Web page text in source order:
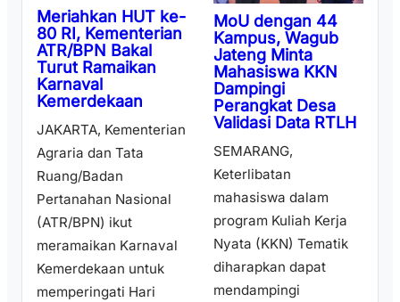
Meriahkan HUT ke-
80 RI, Kementerian
ATR/BPN Bakal
Turut Ramaikan
Karnaval
Kemerdekaan
JAKARTA, Kementerian
Agraria dan Tata
Ruang/Badan
Pertanahan Nasional
(ATR/BPN) ikut
meramaikan Karnaval
Kemerdekaan untuk
memperingati Hari
MoU dengan 44
Kampus, Wagub
Jateng Minta
Mahasiswa KKN
Dampingi
Perangkat Desa
Validasi Data RTLH
SEMARANG,
Keterlibatan
mahasiswa dalam
program Kuliah Kerja
Nyata (KKN) Tematik
diharapkan dapat
mendampingi